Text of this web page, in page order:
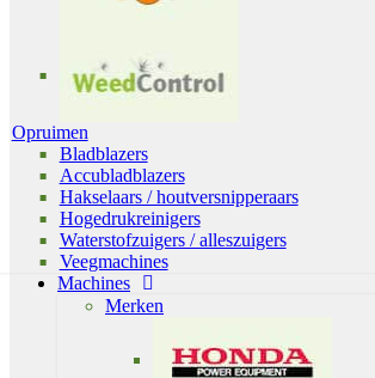
Opruimen
Bladblazers
Accubladblazers
Hakselaars / houtversnipperaars
Hogedrukreinigers
Waterstofzuigers / alleszuigers
Veegmachines
Machines
Merken